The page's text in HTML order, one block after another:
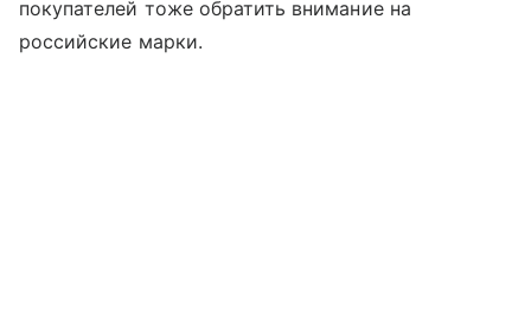
покупателей тоже обратить внимание на
российские марки.